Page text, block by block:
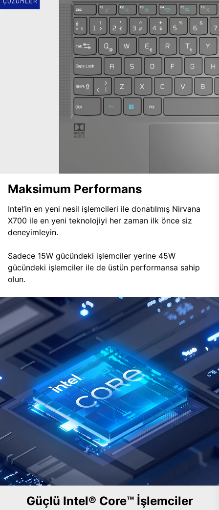
Maksimum Performans
Intel’in en yeni nesil işlemcileri ile donatılmış Nirvana
X700 ile en yeni teknolojiyi her zaman ilk önce siz
deneyimleyin.
Sadece 15W gücündeki işlemciler yerine 45W
gücündeki işlemciler ile de üstün performansa sahip
olun.
Güçlü Intel® Core™ İşlemciler